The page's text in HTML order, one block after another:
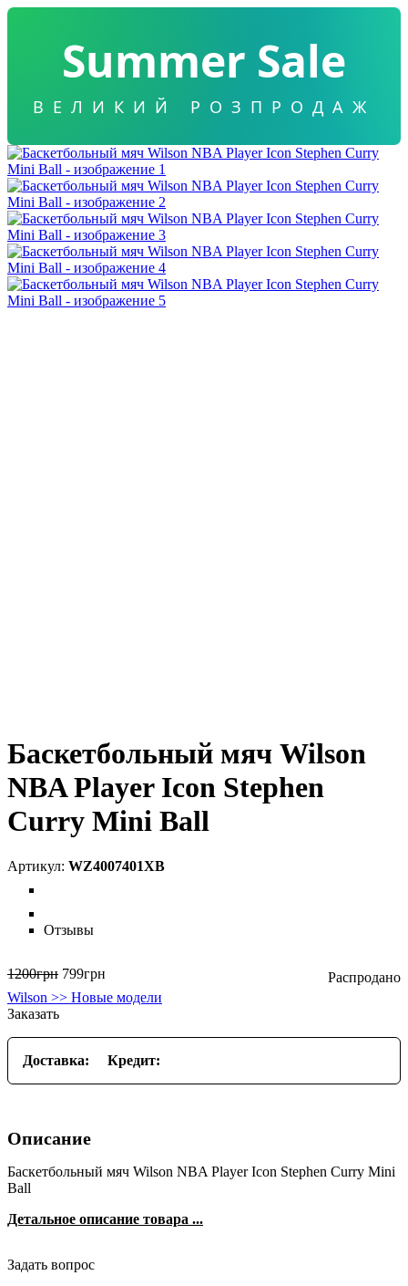
Summer Sale
ВЕЛИКИЙ РОЗПРОДАЖ
Баскетбольный мяч Wilson
NBA Player Icon Stephen
Curry Mini Ball
WZ4007401XB
Отзывы
1200грн 799грн
Wilson >> Новые модели
Заказать
Доставка: Кредит:
Описание
Баскетбольный мяч Wilson NBA Player Icon Stephen Curry Mini
Ball
Детальное описание товара ...
Задать вопрос